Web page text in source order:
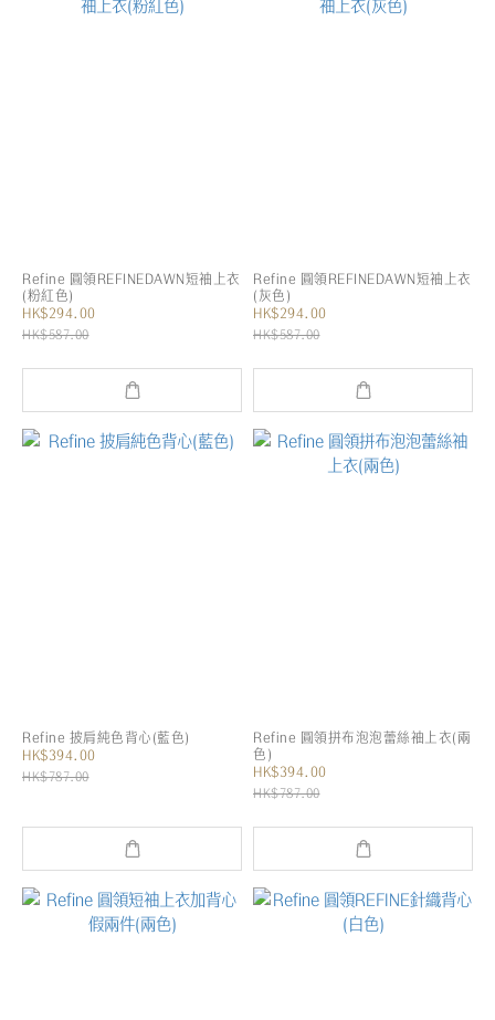
Refine 圓領REFINEDAWN短袖上衣
(粉紅色)
HK$294.00
HK$587.00
Refine 圓領REFINEDAWN短袖上衣
(灰色)
HK$294.00
HK$587.00
Refine 披肩純色背心(藍色)
HK$394.00
HK$787.00
Refine 圓領拼布泡泡蕾絲袖上衣(兩
色)
HK$394.00
HK$787.00